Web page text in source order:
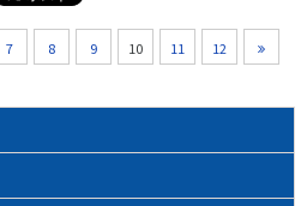
7 8 9 10 11 12